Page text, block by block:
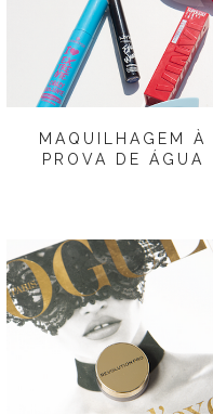
MAQUILHAGEM À
PROVA DE ÁGUA